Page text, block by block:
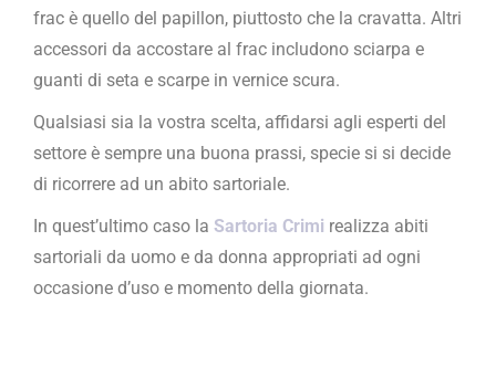
frac è quello del papillon, piuttosto che la cravatta. Altri
accessori da accostare al frac includono sciarpa e
guanti di seta e scarpe in vernice scura.
Qualsiasi sia la vostra scelta, affidarsi agli esperti del
settore è sempre una buona prassi, specie si si decide
di ricorrere ad un abito sartoriale.
In quest’ultimo caso la Sartoria Crimi realizza abiti
sartoriali da uomo e da donna appropriati ad ogni
occasione d’uso e momento della giornata.